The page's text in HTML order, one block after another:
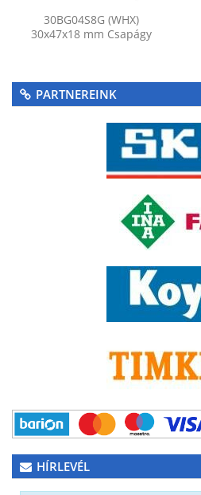
30BG04S8G (WHX)
30x47x18 mm Csapágy
PARTNEREINK
HÍRLEVÉL